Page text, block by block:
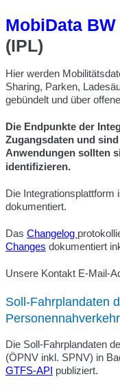
MobiData BW
(IPL)
Hier werden
Sharing, Parken,
gebündelt und über
Die Endpunkte der
Zugangsdaten und
Anwendungen sollten
identifizieren.
Die Integrationsplattform
dokumentiert.
Das Changelog
Changes dokumentiert
Unsere Kontakt E-Mail-
Soll-Fahrplandaten
Die Soll-Fahrplandaten
(ÖPNV inkl. SPNV) in
GTFS-API publiziert.